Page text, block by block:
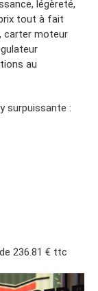
légèreté,
tout à fait
carter moteur
au
surpuissante :
236.81 € ttc